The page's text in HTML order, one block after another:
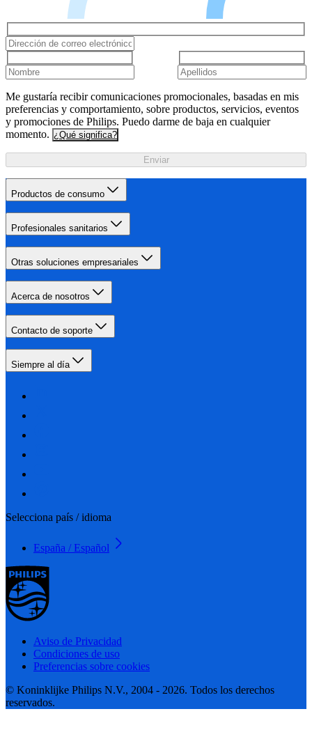
Me gustaría recibir comunicaciones promocionales, basadas en mis
preferencias y comportamiento, sobre productos, servicios, eventos
y promociones de Philips. Puedo darme de baja en cualquier
momento. ¿Qué significa?
Enviar
Productos de consumo
Profesionales sanitarios
Otras soluciones empresariales
Acerca de nosotros
Contacto de soporte
Siempre al día
Selecciona país / idioma
España / Español
Aviso de Privacidad
Condiciones de uso
Preferencias sobre cookies
© Koninklijke Philips N.V., 2004 - 2026. Todos los derechos
reservados.